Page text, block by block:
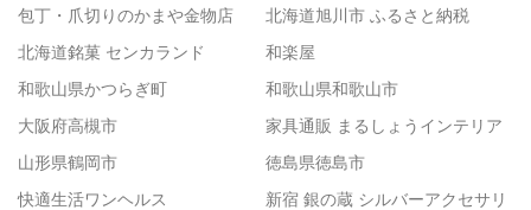
包丁・爪切りのかまや金物店
北海道旭川市 ふるさと納税
北海道銘菓 センカランド
和楽屋
和歌山県かつらぎ町
和歌山県和歌山市
大阪府高槻市
家具通販 まるしょうインテリア
山形県鶴岡市
徳島県徳島市
快適生活ワンヘルス
新宿 銀の蔵 シルバーアクセサリ